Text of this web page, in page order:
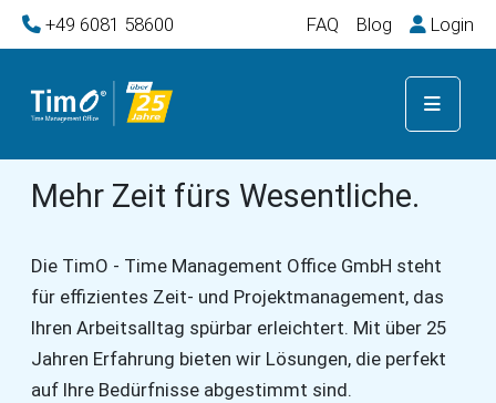
+49 6081 58600 FAQ Blog Login
Mehr Zeit fürs Wesentliche.
Die TimO - Time Management Office GmbH steht
für effizientes Zeit- und Projektmanagement, das
Ihren Arbeitsalltag spürbar erleichtert. Mit über 25
Jahren Erfahrung bieten wir Lösungen, die perfekt
auf Ihre Bedürfnisse abgestimmt sind.